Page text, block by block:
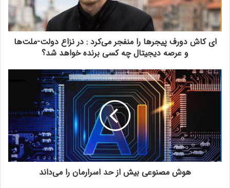
ای کاش دورف پیجرها را منفجر می‌کرد : در نزاع دولت-ملت‌ها
و عرصه‌ دیجیتال چه کسی برنده خواهد شد؟
هوش مصنوعی بیش از حد اسرارمان را می‌داند